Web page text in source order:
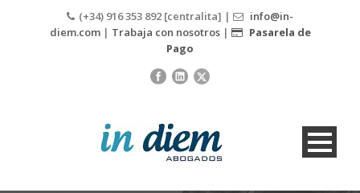
(+34) 916 353 892 [centralita] |
info@in-
diem.com| Trabaja con nosotros|
Pasarela de
Pago